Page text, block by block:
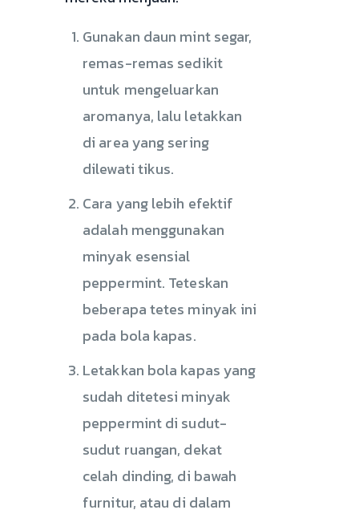
Gunakan daun mint segar,
remas-remas sedikit
untuk mengeluarkan
aromanya, lalu letakkan
di area yang sering
dilewati tikus.
Cara yang lebih efektif
adalah menggunakan
minyak esensial
peppermint. Teteskan
beberapa tetes minyak ini
pada bola kapas.
Letakkan bola kapas yang
sudah ditetesi minyak
peppermint di sudut-
sudut ruangan, dekat
celah dinding, di bawah
furnitur, atau di dalam